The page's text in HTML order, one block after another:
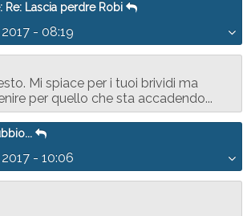
Re: Lascia perdre Robi
- 08:19
Mi spiace per i tuoi brividi ma
per quello che sta accadendo...
- 10:06